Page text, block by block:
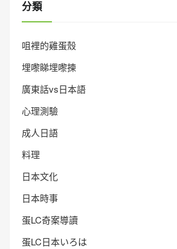
分類
咀裡的雞蛋殼
埋嚟睇埋嚟揀
廣東話vs日本語
心理測驗
成人日語
料理
日本文化
日本時事
蛋LC奇案導讀
蛋LC日本いろは